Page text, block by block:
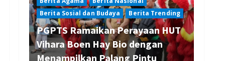
Berita Sosial dan Budaya
Berita Trending
PGPTS Ramaikan Perayaan HUT
Vihara Boen Hay Bio dengan
Menampilkan Palang Pintu